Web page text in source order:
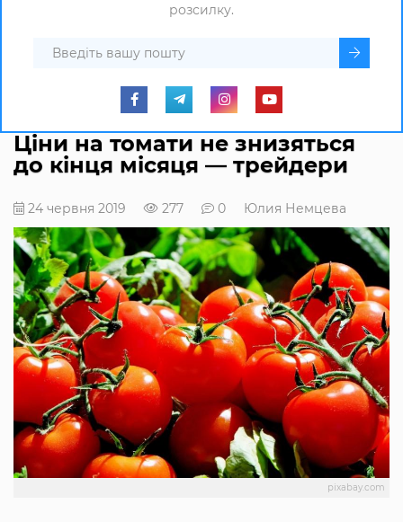
розсилку.
Ціни на томати не знизяться
до кінця місяця — трейдери
24 червня 2019 277 0 Юлия Немцева
pixabay.com